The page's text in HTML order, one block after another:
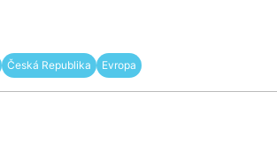
Česká Republika Evropa